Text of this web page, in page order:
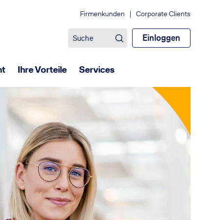
Firmenkunden | Corporate Clients
Einloggen
Ihre Vorteile Services